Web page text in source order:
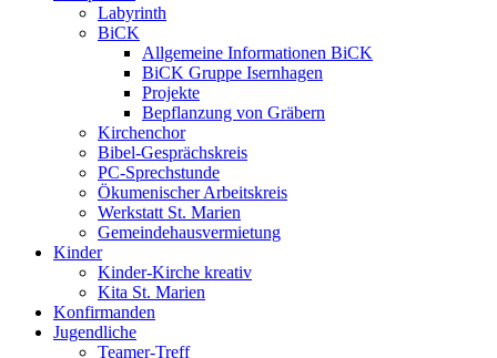
Labyrinth
BiCK
Allgemeine Informationen BiCK
BiCK Gruppe Isernhagen
Projekte
Bepflanzung von Gräbern
Kirchenchor
Bibel-Gesprächskreis
PC-Sprechstunde
Ökumenischer Arbeitskreis
Werkstatt St. Marien
Gemeindehausvermietung
Kinder
Kinder-Kirche kreativ
Kita St. Marien
Konfirmanden
Jugendliche
Teamer-Treff